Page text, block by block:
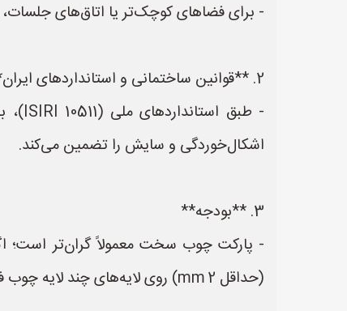
- برای فضاهای کوچک‌تر یا اتاق‌های
2. **قوانین ساختمانی و استانداردهای ایران**
اشکال‌خوردگی و سایش را تضمین می‌کند.
3. **بودجه**
(حداقل 2 mm) روی لایه‌های چند لایه چوب فشرده نگاه کنید. این نوع هزینه‑موثرتر است و هنوز ظاهر چوب طبیعی را حفظ می‌کند.